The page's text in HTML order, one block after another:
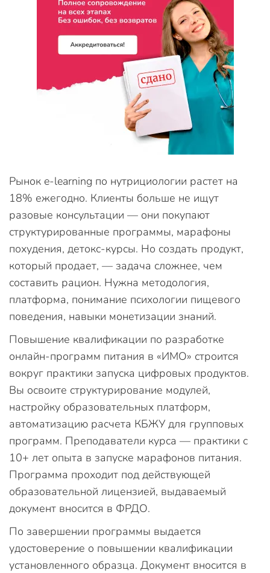
Рынок e-learning по нутрициологии растет на
18% ежегодно. Клиенты больше не ищут
разовые консультации — они покупают
структурированные программы, марафоны
похудения, детокс-курсы. Но создать продукт,
который продает, — задача сложнее, чем
составить рацион. Нужна методология,
платформа, понимание психологии пищевого
поведения, навыки монетизации знаний.
Повышение квалификации по разработке
онлайн-программ питания в «ИМО» строится
вокруг практики запуска цифровых продуктов.
Вы освоите структурирование модулей,
настройку образовательных платформ,
автоматизацию расчета КБЖУ для групповых
программ. Преподаватели курса — практики с
10+ лет опыта в запуске марафонов питания.
Программа проходит под действующей
образовательной лицензией, выдаваемый
документ вносится в ФРДО.
По завершении программы выдается
удостоверение о повышении квалификации
установленного образца. Документ вносится в